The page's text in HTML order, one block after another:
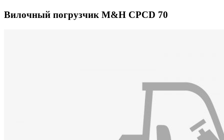
Вилочный погрузчик M&H CPCD 70